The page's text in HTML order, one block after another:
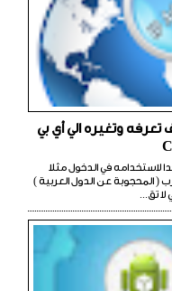
تعرفه وتغيره الي أي بي
لاستخدامه في الدخول مثلا
( المحجوبة عن الدول العربية )
لا تق...